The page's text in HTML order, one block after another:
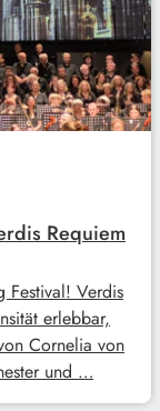
Requiem
Festival! Verdis
erlebbar,
Cornelia von
und …